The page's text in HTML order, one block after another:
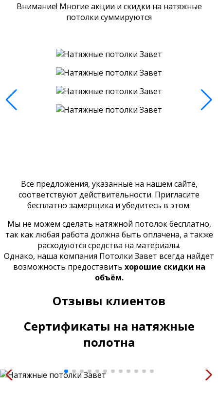
Внимание! Многие акции и скидки на натяжные
потолки суммируются
Все предложения, указанные на нашем сайте,
соответствуют действительности. Пригласите
бесплатно замерщика и убедитесь в этом.
Мы не можем сделать натяжной потолок бесплатно,
так как любая работа должна быть оплачена, а также
расходуются средства на материалы.
Однако, наша компания Потолки Завет всегда найдет
возможность предоставить хорошие скидки на
объём.
Отзывы клиентов
Сертификаты на натяжные
полотна